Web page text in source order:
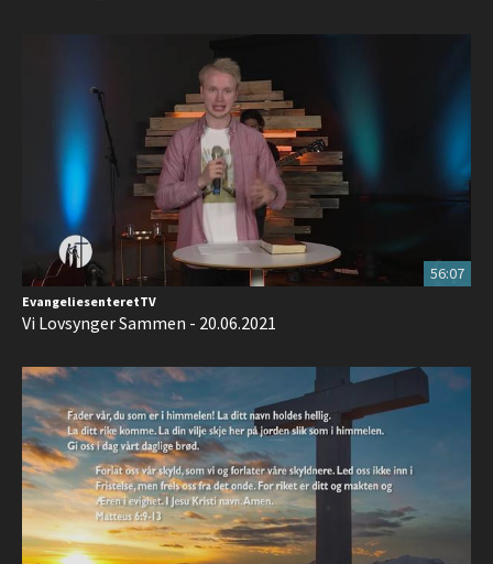
56:07
EvangeliesenteretTV
Vi Lovsynger Sammen - 20.06.2021